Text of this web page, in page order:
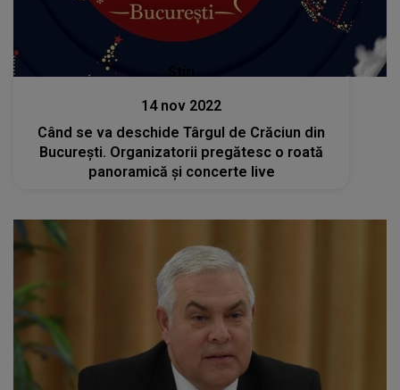
14 nov 2022
Când se va deschide Târgul de Crăciun din
București. Organizatorii pregătesc o roată
panoramică și concerte live